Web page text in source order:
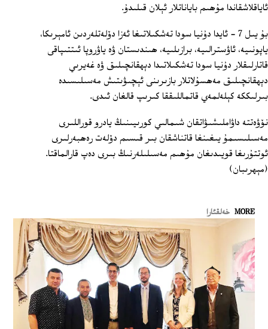
ئاياقلاشقاندا مۇھىم باياناتلار ئېلان قىلىدۇ.
بۇ يىل 7 ‏- ئايدا دۇنيا سودا تەشكىلاتىغا ئەزا دۆلەتلەردىن ئامېرىكا،
ياپونىيە، ئاۋسترالىيە، برازىلىيە، ھىندىستان ۋە ياۋروپا ئىتتىپاقى
قاتارلىقلار دۇنيا سودا تەشكىلاتىدا دېھقانچىلىق ۋە غەيرىي
دېھقانچىلىق مەھسۇلاتلار بازىرىنى ئېچىۋىتىش مەسىلىسىدە
بىرلىككە كېلەلمەي قاتماللىققا كىرىپ قالغان ئىدى.
نۆۋەتتە داۋاملىشىۋاتقان شىمالىي كورىيىنىڭ يادرو قوراللىرى
مەسىلىسىمۇ يىغىنغا قاتناشقان بىر قىسىم دۆلەت رەھبەرلىرى
ئوتتۇرىغا قويىدىغان مۇھىم مەسىلىلەرنىڭ بىرى دەپ قارالماقتا.
(مېھرىبان)
MORE خەلقئارا